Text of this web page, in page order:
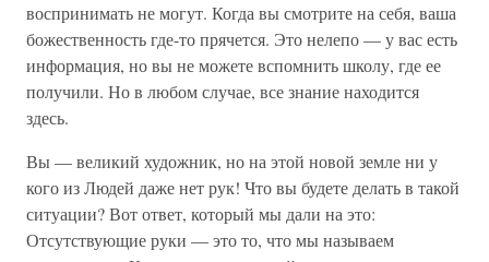
воспринимать не могут. Когда вы смотрите на себя, ваша
божественность где-то прячется. Это нелепо — у вас есть
информация, но вы не можете вспомнить школу, где ее
получили. Но в любом случае, все знание находится
здесь.
Вы — великий художник, но на этой новой земле ни у
кого из Людей даже нет рук! Что вы будете делать в такой
ситуации? Вот ответ, который мы дали на это:
Отсутствующие руки — это то, что мы называем